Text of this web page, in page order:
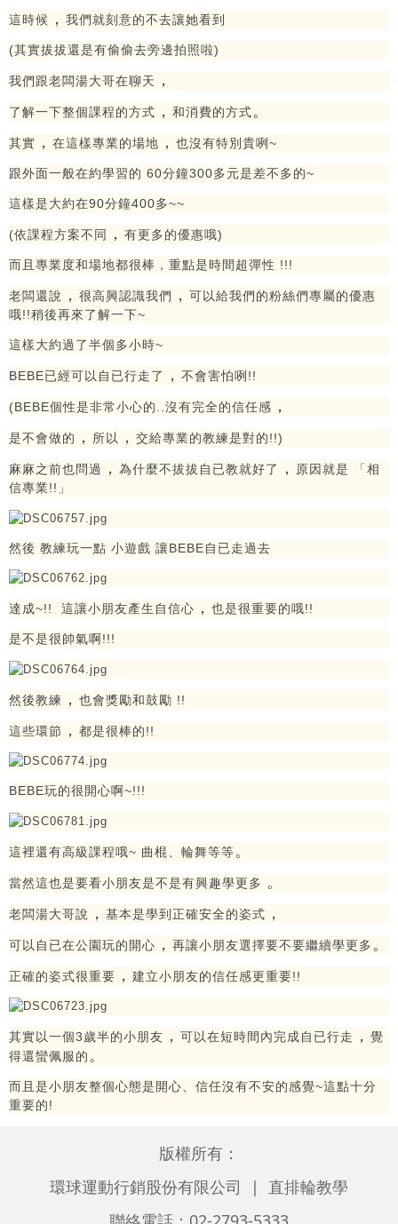
這時候 ， 我們就刻意的不去讓她看到
(其實拔拔還是有偷偷去旁邊拍照啦)
我們跟老闆湯大哥在聊天 ，
了解一下整個課程的方式 ， 和消費的方式。
其實 ， 在這樣專業的場地 ， 也沒有特別貴咧~
跟外面一般在約學習的 60分鐘300多元是差不多的~
這樣是大約在90分鐘400多~~
(依課程方案不同 ， 有更多的優惠哦)
而且專業度和場地都很棒，重點是時間超彈性 !!!
老闆還說 ， 很高興認識我們 ， 可以給我們的粉絲們專屬的優惠
哦!!稍後再來了解一下~
這樣大約過了半個多小時~
BEBE已經可以自已行走了 ， 不會害怕咧!!
(BEBE個性是非常小心的..沒有完全的信任感 ，
是不會做的 ， 所以 ， 交給專業的教練是對的!!)
麻麻之前也問過 ， 為什麼不拔拔自已教就好了 ，
原因就是 「相
信專業!!」
然後 教練玩一點 小遊戲 讓BEBE自已走過去
達成~!! 這讓小朋友產生自信心 ， 也是很重要的哦!!
是不是很帥氣啊!!!
然後教練 ， 也會獎勵和鼓勵 !!
這些環節 ， 都是很棒的!!
BEBE玩的很開心啊~!!!
這裡還有高級課程哦~ 曲棍、輪舞等等。
當然這也是要看小朋友是不是有興趣學更多 。
老闆湯大哥說 ， 基本是學到正確安全的姿式 ，
可以自已在公園玩的開心 ， 再讓小朋友選擇要不要繼續學更多 。
正確的姿式很重要 ， 建立小朋友的信任感更重要!!
其實以一個3歲半的小朋友 ， 可以在短時間內完成自已行走 ， 覺
得還蠻佩服的。
而且是小朋友整個心態是開心、信任沒有不安的感覺~這點十分
重要的!
版權所有：
環球運動行銷股份有限公司 | 直排輪教學